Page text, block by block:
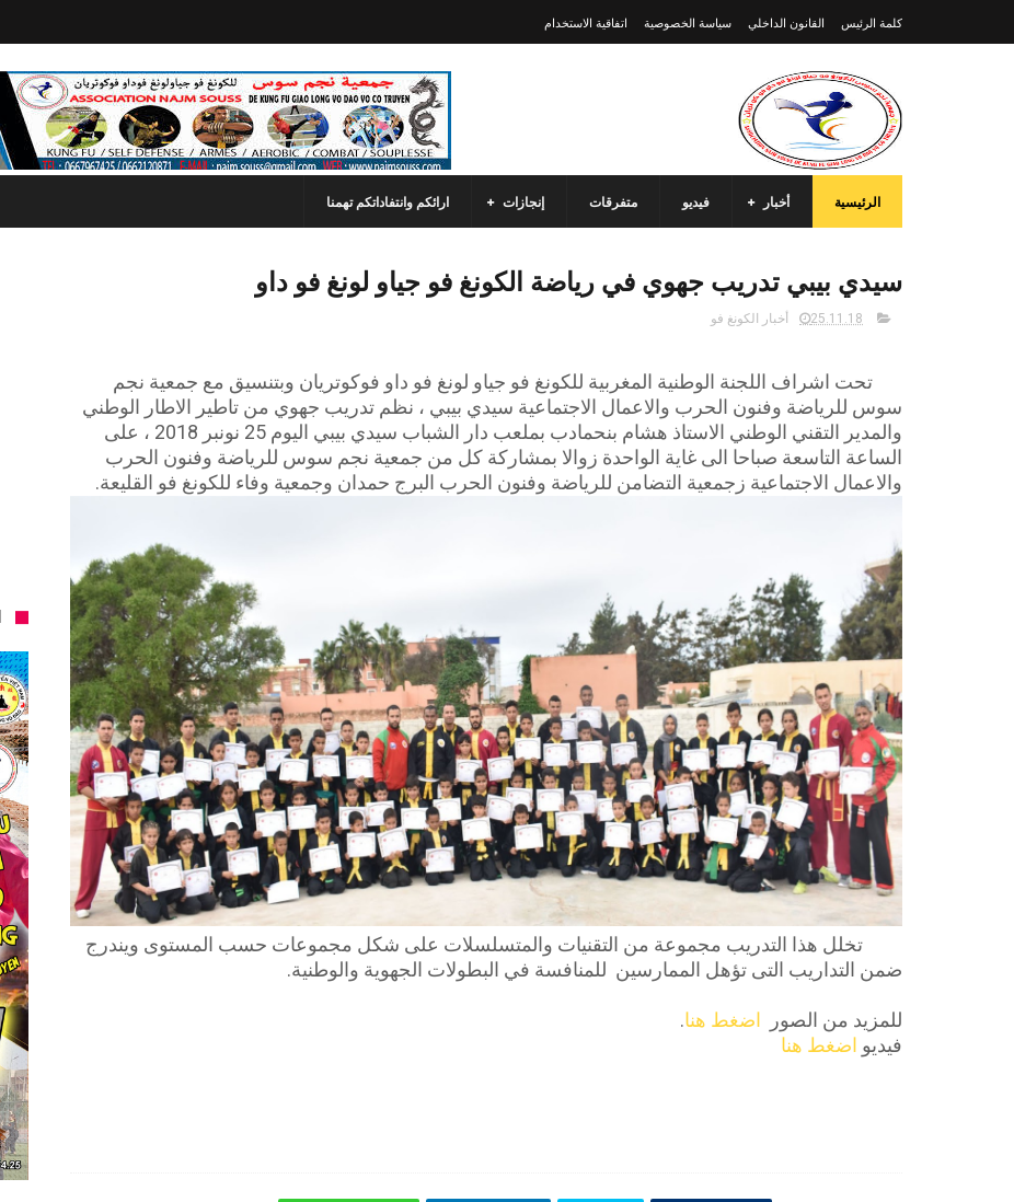
كلمة الرئيس القانون الداخلي سياسة الخصوصية اتفاقية الاستخدام
الرئيسية أخبار فيديو متفرقات إنجازات ارائكم وانتفاداتكم تهمنا
سيدي بيبي تدريب جهوي في رياضة الكونغ فو جياو لونغ فو داو
25.11.18 أخبار الكونغ فو
تحت اشراف اللجنة الوطنية المغربية للكونغ فو جياو لونغ فو داو فوكوتريان وبتنسيق مع جمعية نجم
سوس للرياضة وفنون الحرب والاعمال الاجتماعية سيدي بيبي ، نظم تدريب جهوي من تاطير الاطار الوطني
والمدير التقني الوطني الاستاذ هشام بنحمادب بملعب دار الشباب سيدي بيبي اليوم 25 نونبر 2018 ، على
الساعة التاسعة صباحا الى غاية الواحدة زوالا بمشاركة كل من جمعية نجم سوس للرياضة وفنون الحرب
والاعمال الاجتماعية زجمعية التضامن للرياضة وفنون الحرب البرج حمدان وجمعية وفاء للكونغ فو القليعة.
تخلل هذا التدريب مجموعة من التقنيات والمتسلسلات على شكل مجموعات حسب المستوى ويندرج
ضمن التداريب التى تؤهل الممارسين للمنافسة في البطولات الجهوية والوطنية.
للمزيد من الصور اضغط هنا.
فيديو اضغط هنا